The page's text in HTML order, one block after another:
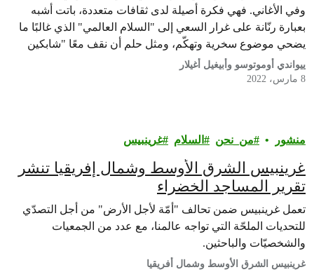
وفي الأغاني. فهي فكرة أصيلة لدى ثقافات متعددة، باتت أشبه
بعبارة رنّانة على غرار السعي إلى "السلام العالمي" الذي غالبًا ما
يضحي موضوع سخرية وتهكّم، ومثل حلم أن نقف معًا "شابكين
الأيادي مثل الأصدقاء.
ييواندي أوموتوسو وأبيغيل أغيلار
8 مارس، 2022
منشور من_نحن السلام غرينبيس‎
غرينبيس الشرق الأوسط وشمال إفريقيا تنشر
تقرير المساجد الخضراء
تعمل غرينبيس ضمن تحالف "أمّة لأجل الأرض" من أجل التصدّي
للتحديات الملحّة التي تواجه عالمنا، مع عدد من الجمعيات
والشخصيّات والباحثين.
غرينبيس الشرق الأوسط وشمال أفريقيا